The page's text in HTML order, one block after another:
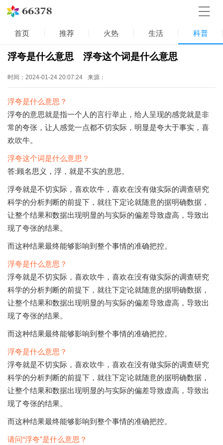
首页 推荐 火热 生活 科普
浮夸是什么意思 浮夸这个词是什么意思
时间：2024-01-24 20:07:24 来源：
浮夸是什么意思？
浮夸的意思就是指一个人的言行举止，给人呈现的感觉就是非
常的夸张，让人感觉一点都不切实际，明显是夸大于事实，喜
欢吹牛。
浮夸这个词是什么意思？
答:顾名思义，浮，就是不实的意思。
浮夸就是不切实际，喜欢吹牛，喜欢在没有做实际的调查研究
科学的分析判断的前提下，就往下定论就随意的据明确数据，
让整个结果和数据出现明显的与实际的偏差导致虚高，导致出
现了夸张的结果。
而这种结果最终能够影响到整个事情的准确把控。
浮夸是什么意思？
浮夸就是不切实际，喜欢吹牛，喜欢在没有做实际的调查研究
科学的分析判断的前提下，就往下定论就随意的据明确数据，
让整个结果和数据出现明显的与实际的偏差导致虚高，导致出
现了夸张的结果。
而这种结果最终能够影响到整个事情的准确把控。
浮夸是什么意思？
浮夸就是不切实际，喜欢吹牛，喜欢在没有做实际的调查研究
科学的分析判断的前提下，就往下定论就随意的据明确数据，
让整个结果和数据出现明显的与实际的偏差导致虚高，导致出
现了夸张的结果。
而这种结果最终能够影响到整个事情的准确把控。
请问“浮夸”是什么意思？